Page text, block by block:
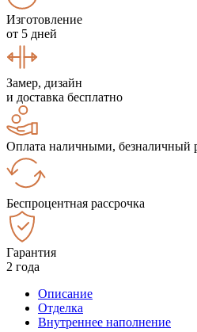
Изготовление
от 5 дней
Замер, дизайн
и доставка бесплатно
Оплата наличными, безналичный
Беспроцентная рассрочка
Гарантия
2 года
Описание
Отделка
Внутреннее наполнение